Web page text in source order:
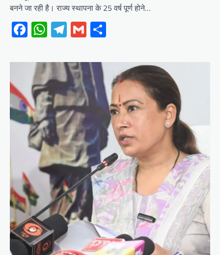
बनने जा रही है। राज्य स्थापना के 25 वर्ष पूर्ण होने…
Facebook
WhatsApp
Telegram
Gmail